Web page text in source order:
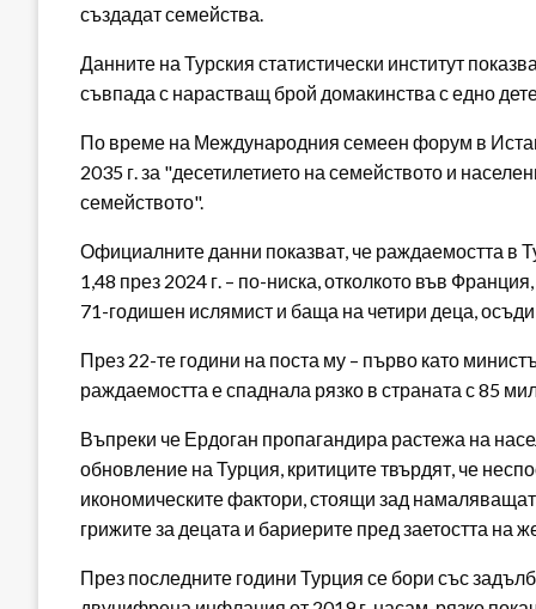
създадат семейства.
Данните на Турския статистически институт
съвпада с нарастващ брой домакинства с едно
По време на Международния семеен форум в
2035 г. за "десетилетието на семейството и
семейството".
Официалните данни показват, че раждаемостта в
1,48 през 2024 г. – по-ниска, отколкото във
71-годишен ислямист и баща на четири деца,
През 22-те години на поста му – първо като
раждаемостта е спаднала рязко в страната с 85
Въпреки че Ердоган пропагандира растежа на
обновление на Турция, критиците твърдят, че
икономическите фактори, стоящи зад
грижите за децата и бариерите пред заетостта на
През последните години Турция се бори със